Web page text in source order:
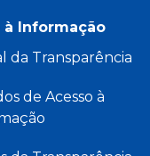
à Informação
da Transparência
de Acesso à